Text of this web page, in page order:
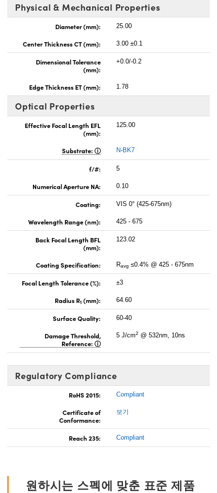
Physical & Mechanical Properties
Diameter (mm): 25.00
Center Thickness CT (mm): 3.00 ±0.1
Dimensional Tolerance
(mm):
+0.0/-0.2
Edge Thickness ET (mm): 1.78
Optical Properties
Effective Focal Length EFL
(mm):
125.00
Substrate: N-BK7
f/#: 5
Numerical Aperture NA: 0.10
Coating: VIS 0° (425-675nm)
Wavelength Range (nm): 425 - 675
Back Focal Length BFL
(mm):
123.02
Coating Specification: Ravg ≤0.4% @ 425 - 675nm
Focal Length Tolerance (%): ±3
Radius R1 (mm): 64.60
Surface Quality: 60-40
Damage Threshold,
Reference:
5 J/cm2 @ 532nm, 10ns
Regulatory Compliance
RoHS 2015: Compliant
Certificate of
Conformance:
보기
Reach 235: Compliant
원하시는 스펙에 맞춘 표준 제품